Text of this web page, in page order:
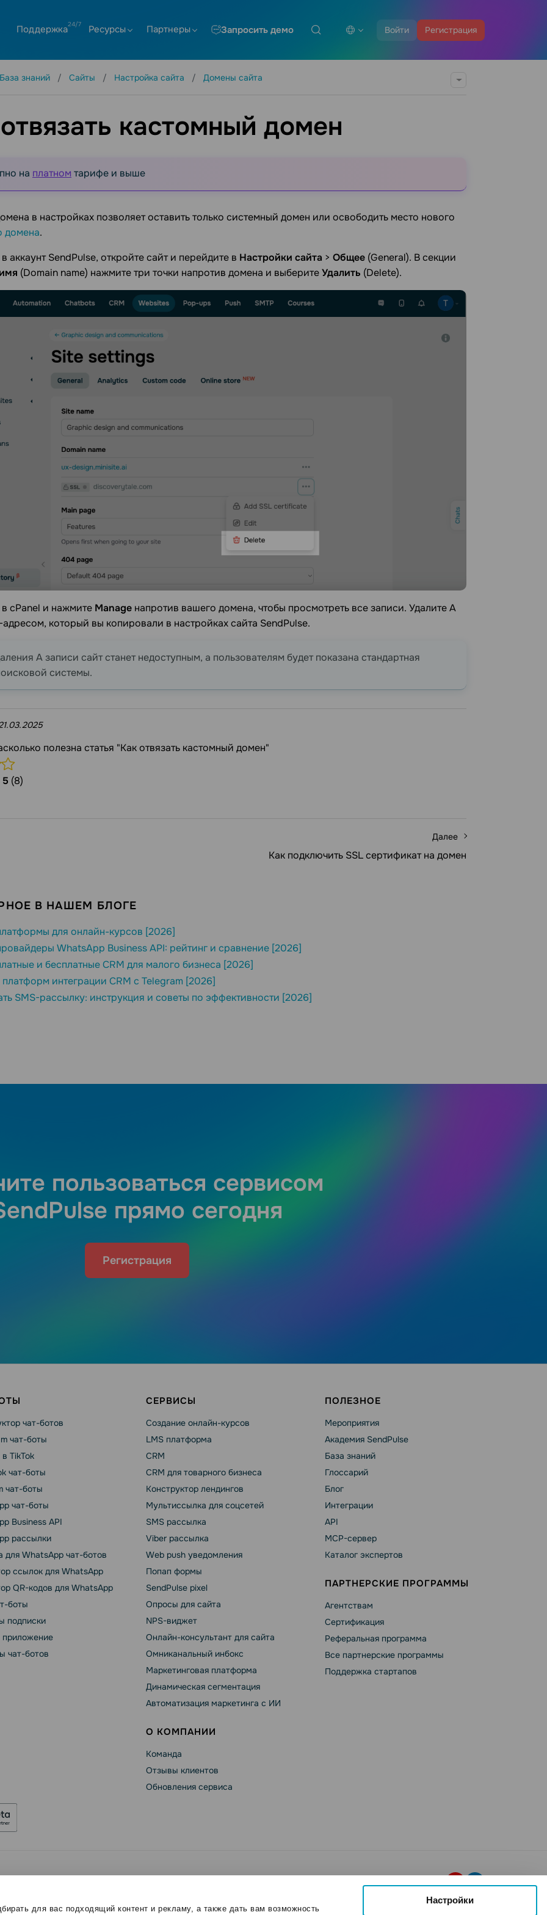
для вас подходящий контент и рекламу, а также дать вам возможность
Настройки
Войти Регистрация
Поддержка Ресурсы Партнеры Запросить демо
База знаний Сайты Настройка сайта Домены сайта
кастомный домен
на платном тарифе и выше
в настройках позволяет оставить только системный домен или освободить место нового
домена.
аккаунт SendPulse, откройте сайт и перейдите в Настройки сайта > Общее (General). В секции
(Domain name) нажмите три точки напротив домена и выберитеУдалить (Delete).
cPanel и нажмите Manage напротив вашего домена, чтобы просмотреть все записи. Удалите А
адресом, который вы копировали в настройках сайта SendPulse.
А записи сайт станет недоступным, а пользователям будет показана стандартная
системы.
полезна статья "Как отвязать кастомный домен"
5 (8)
Далее
Как подключить SSL сертификат на домен
В НАШЕМ БЛОГЕ
для онлайн-курсов [2026]
WhatsApp Business API: рейтинг и сравнение [2026]
и бесплатные CRM для малого бизнеса [2026]
интеграции CRM с Telegram [2026]
SMS-рассылку: инструкция и советы по эффективности [2026]
пользоваться сервисом
прямо сегодня
Регистрация
чат-ботов
чат-боты
TikTok
чат-боты
чат-боты
чат-боты
Business API
рассылки
для WhatsApp чат-ботов
ссылок для WhatsApp
QR-кодов для WhatsApp
боты
подписки
приложение
чат-ботов
СЕРВИСЫ
Создание онлайн-курсов
LMS платформа
CRM
CRM для товарного бизнеса
Конструктор лендингов
Мультиссылка для соцсетей
SMS рассылка
Viber рассылка
Web push уведомления
Попап формы
SendPulse pixel
Опросы для сайта
NPS-виджет
Онлайн-консультант для сайта
Омниканальный инбокс
Маркетинговая платформа
Динамическая сегментация
Автоматизация маркетинга с ИИ
О КОМПАНИИ
Команда
Отзывы клиентов
Обновления сервиса
ПОЛЕЗНОЕ
Мероприятия
Академия SendPulse
База знаний
Глоссарий
Блог
Интеграции
API
MCP-сервер
Каталог экспертов
ПАРТНЕРСКИЕ ПРОГРАММЫ
Агентствам
Сертификация
Реферальная программа
Все партнерские программы
Поддержка стартапов